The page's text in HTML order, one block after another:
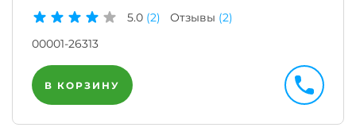
5.0 (2) Отзывы (2)
00001-26313
В КОРЗИНУ